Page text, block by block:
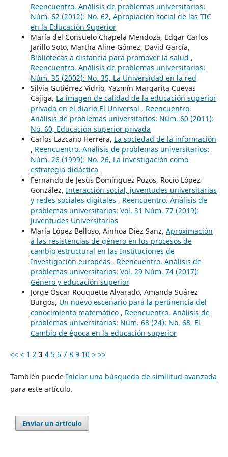
Reencuentro. Análisis de problemas universitarios:
Núm. 62 (2012): No. 62, Apropiación social de las TIC
en la Educación Superior
María del Consuelo Chapela Mendoza, Edgar Carlos
Jarillo Soto, Martha Aline Gómez, David García,
Bibliotecas a distancia para promover la salud ,
Reencuentro. Análisis de problemas universitarios:
Núm. 35 (2002): No. 35, La Universidad en la red
Silvia Gutiérrez Vidrio, Yazmín Margarita Cuevas
Cajiga, La imagen de calidad de la educación superior
privada en el diario El Universal , Reencuentro.
Análisis de problemas universitarios: Núm. 60 (2011):
No. 60, Educación superior privada
Carlos Lazcano Herrera, La sociedad de la información
, Reencuentro. Análisis de problemas universitarios:
Núm. 26 (1999): No. 26, La investigación como
estrategia didáctica
Fernando de Jesús Domínguez Pozos, Rocío López
González, Interacción social, juventudes universitarias
y redes sociales digitales , Reencuentro. Análisis de
problemas universitarios: Vol. 31 Núm. 77 (2019):
Juventudes Universitarias
María López Belloso, Ainhoa Díez Sanz, Aproximación
a las resistencias de género en los procesos de
cambio estructural en las Instituciones de
Investigación europeas , Reencuentro. Análisis de
problemas universitarios: Vol. 29 Núm. 74 (2017):
Género y educación superior
Jorge Óscar Rouquette Alvarado, Amanda Suárez
Burgos, Un nuevo escenario para la pertinencia del
conocimiento matemático , Reencuentro. Análisis de
problemas universitarios: Núm. 68 (24): No. 68, El
Cambio de época en la educación superior
<< < 1 2 3 4 5 6 7 8 9 10 > >>
También puede Iniciar una búsqueda de similitud avanzada
para este artículo.
Enviar un artículo